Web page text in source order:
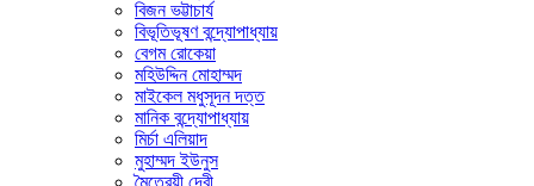
বিজন ভট্টাচার্য
বিভূতিভূষণ বন্দ্যোপাধ্যায়
বেগম রোকেয়া
মহিউদ্দিন মোহাম্মদ
মাইকেল মধুসূদন দত্ত
মানিক বন্দ্যোপাধ্যায়
মির্চা এলিয়াদ
মুহাম্মদ ইউনুস
মৈত্রেয়ী দেবী